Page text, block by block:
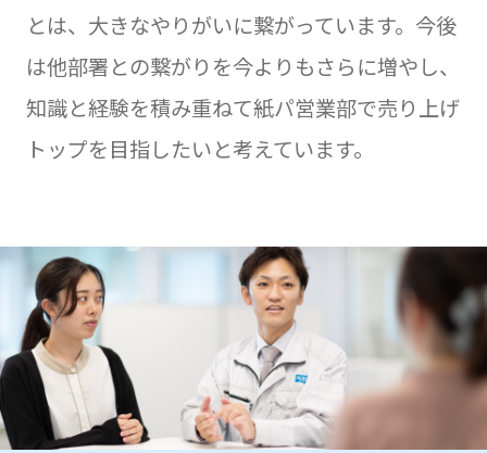
とは、大きなやりがいに繋がっています。今後
は他部署との繋がりを今よりもさらに増やし、
知識と経験を積み重ねて紙パ営業部で売り上げ
トップを目指したいと考えています。